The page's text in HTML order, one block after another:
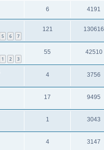
6 4191
5 6 7
121 130616
1 2 3
55 42510
4 3756
17 9495
1 3043
4 3147